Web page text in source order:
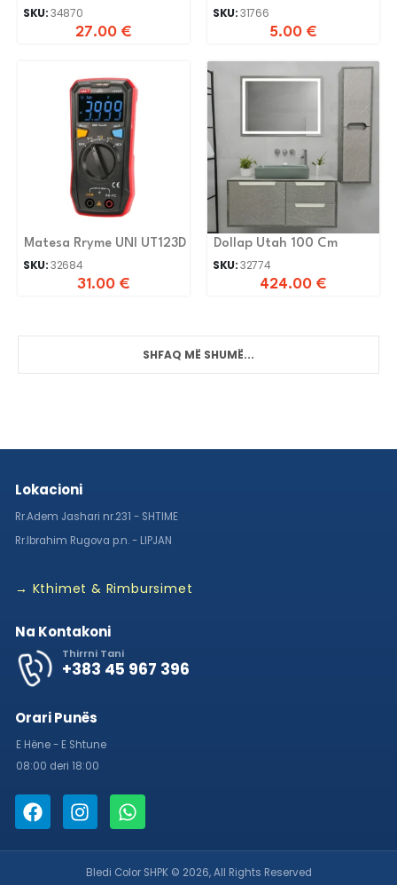
500 Expert
SKU:34870
27.00 €
SKU:31766
5.00 €
Matesa Rryme UNI UT123D
SKU:32684
31.00 €
Dollap Utah 100 Cm
SKU:32774
424.00 €
SHFAQ MË SHUMË...
Lokacioni
Rr.Adem Jashari nr.231 - SHTIME
Rr.Ibrahim Rugova p.n. - LIPJAN
→ Kthimet & Rimbursimet
Na Kontakoni
Thirrni Tani
+383 45 967 396
Orari Punës
E Hëne - E Shtune
08:00 deri 18:00
Bledi Color SHPK © 2026, All Rights Reserved